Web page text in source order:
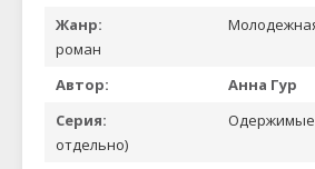
Жанр:
роман
Автор:
Анна Гур
Серия:
Одержимые
отдельно)